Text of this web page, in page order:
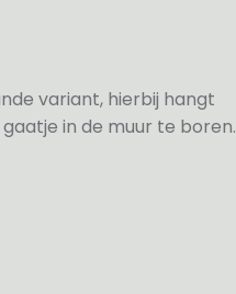
variant, hierbij hangt
in de muur te boren.